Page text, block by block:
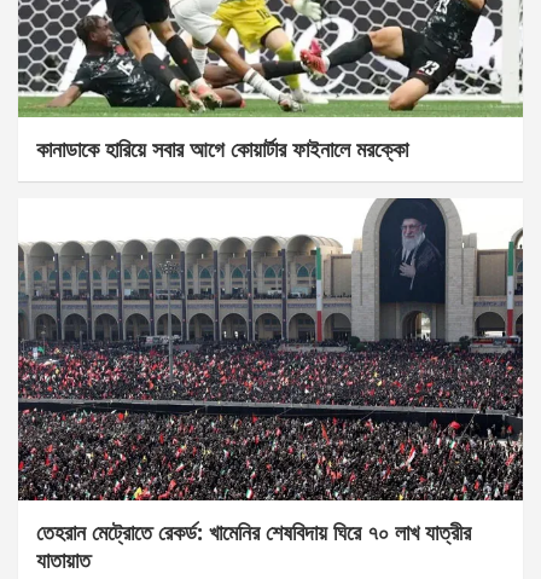
কানাডাকে হারিয়ে সবার আগে কোয়ার্টার ফাইনালে মরক্কো
তেহরান মেট্রোতে রেকর্ড: খামেনির শেষবিদায় ঘিরে ৭০ লাখ যাত্রীর
যাতায়াত